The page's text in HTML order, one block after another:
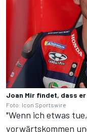
Joan Mir findet, dass
Foto: Icon Sportswire
"Wenn ich etwas
vorwärtskommen